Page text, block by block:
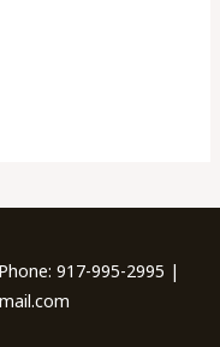
917-995-2995 |